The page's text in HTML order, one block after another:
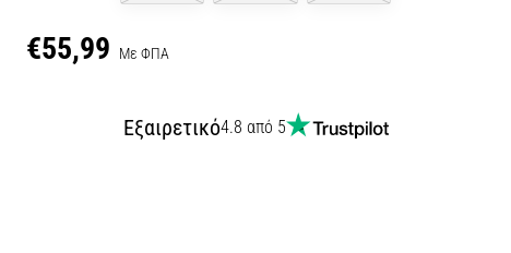
€55,99 Με ΦΠΑ
Εξαιρετικό4.8 από 5